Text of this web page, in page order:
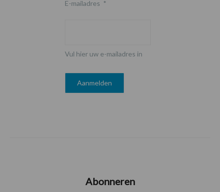
E-mailadres *
Vul hier uw e-mailadres in
Abonneren